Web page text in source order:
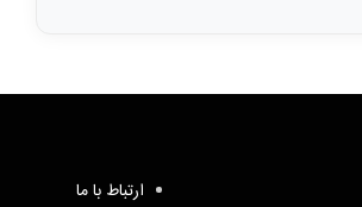
ارتباط با ما